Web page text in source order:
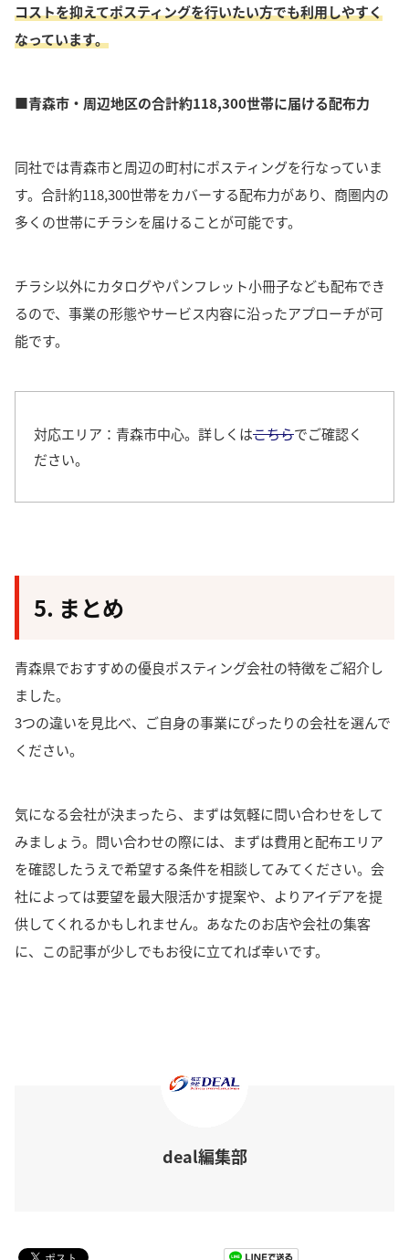
コストを抑えてポスティングを行いたい方でも利用しやすく
なっています。
■青森市・周辺地区の合計約118,300世帯に届ける配布力
同社では青森市と周辺の町村にポスティングを行なっていま
す。 合計約118,300世帯をカバーする配布力があり、商圏内の
多くの世帯にチラシを届けることが可能です。
チラシ以外にカタログやパンフレット小冊子なども配布でき
るので、事業の形態やサービス内容に沿ったアプローチが可
能です。
対応エリア：青森市中心。詳しくはこちらでご確認く
ださい。
5. まとめ
青森県でおすすめの優良ポスティング会社の特徴をご紹介し
ました。
3つの違いを見比べ、ご自身の事業にぴったりの会社を選んで
ください。
気になる会社が決まったら、まずは気軽に問い合わせをして
みましょう。 問い合わせの際には、 まずは費用と配布エリア
を確認したうえで希望する条件を相談してみてください。 会
社によっては要望を最大限活かす提案や、よりアイデアを提
供してくれるかもしれません。 あなたのお店や会社の集客
に、この記事が少しでもお役に立てれば幸いです。
deal編集部